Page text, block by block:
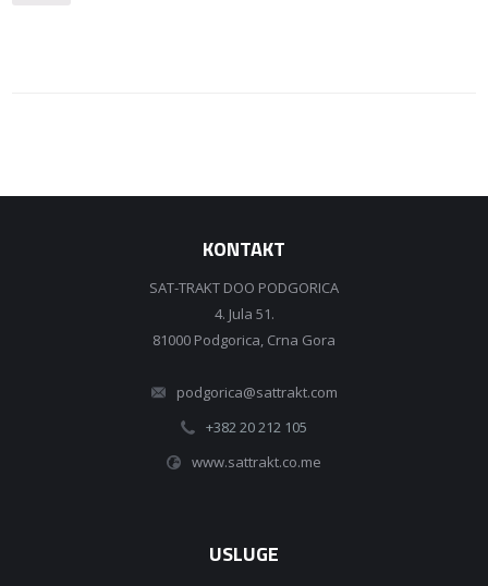
KONTAKT
SAT-TRAKT DOO PODGORICA
4. Jula 51.
81000 Podgorica, Crna Gora
podgorica@sattrakt.com
+382 20 212 105
www.sattrakt.co.me
USLUGE